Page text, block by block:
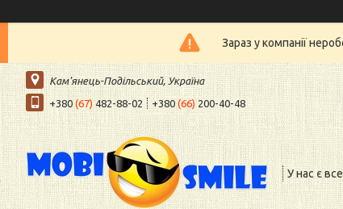
Зараз у компанії
Кам'янець-Подільський, Україна
+380 (67) 482-88-02 +380(66) 200-40-48
У нас є